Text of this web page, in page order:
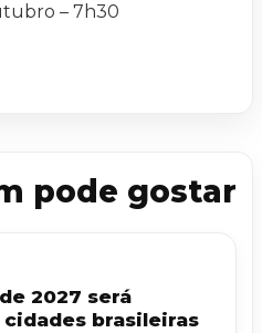
– 7h30
pode gostar
2027 será
brasileiras